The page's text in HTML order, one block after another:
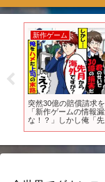
新作ゲーム
突然30億の賠償請求
「新作ゲームの情報
な！？」しかし俺「
てw【スカッと】【ア
画】【2ch】